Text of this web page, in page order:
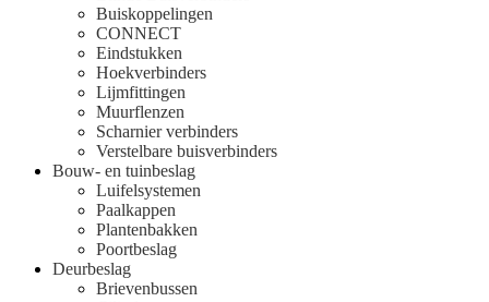
Buiskoppelingen
CONNECT
Eindstukken
Hoekverbinders
Lijmfittingen
Muurflenzen
Scharnier verbinders
Verstelbare buisverbinders
Bouw- en tuinbeslag
Luifelsystemen
Paalkappen
Plantenbakken
Poortbeslag
Deurbeslag
Brievenbussen